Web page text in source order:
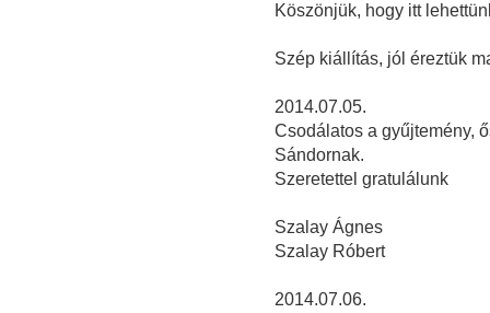
Köszönjük, hogy itt
Szép kiállítás, jól éreztük
2014.07.05.
Csodálatos a gyűjtemény,
Sándornak.
Szeretettel gratulálunk
Szalay Ágnes
Szalay Róbert
2014.07.06.